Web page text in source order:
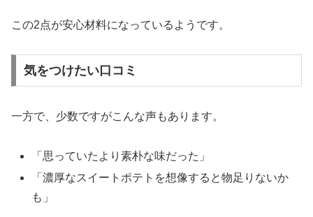
この2点が安心材料になっているようです。
気をつけたい口コミ
一方で、少数ですがこんな声もあります。
「思っていたより素朴な味だった」
「濃厚なスイートポテトを想像すると物足りないか
も」